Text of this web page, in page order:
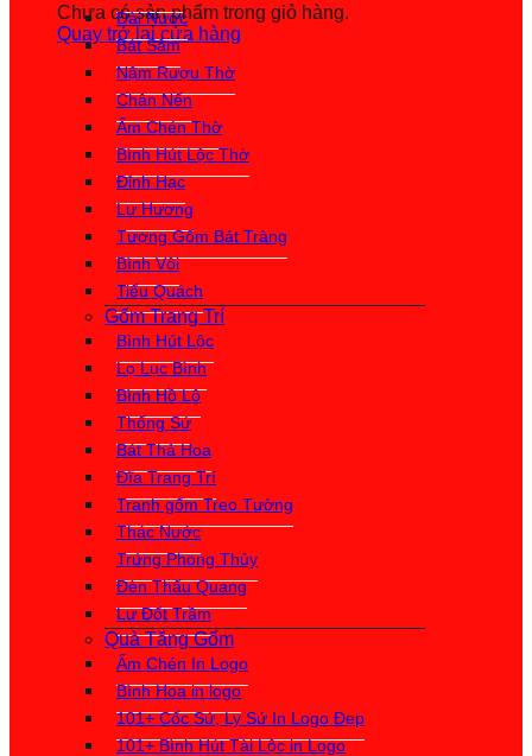
Chưa có sản phẩm trong giỏ hàng.
Quay trở lại cửa hàng
Đài Nước
Bát Sâm
Nậm Rượu Thờ
Chân Nến
Ấm Chén Thờ
Bình Hút Lộc Thờ
Đỉnh Hạc
Lư Hương
Tượng Gốm Bát Tràng
Bình Vôi
Tiểu Quách
Gốm Trang Trí
Bình Hút Lộc
Lọ Lục Bình
Bình Hồ Lô
Thống Sứ
Bát Thả Hoa
Đĩa Trang Trí
Tranh gốm Treo Tường
Thác Nước
Trứng Phong Thủy
Đèn Thấu Quang
Lư Đốt Trầm
Quà Tặng Gốm
Ấm Chén In Logo
Bình Hoa in logo
101+ Cốc Sứ, Ly Sứ In Logo Đẹp
101+ Bình Hút Tài Lộc in Logo